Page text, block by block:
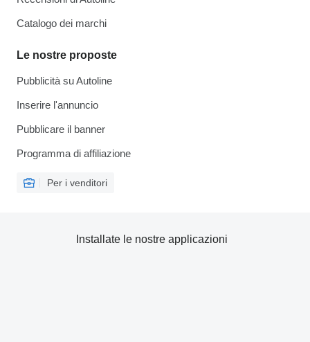
Catalogo dei marchi
Le nostre proposte
Pubblicità su Autoline
Inserire l'annuncio
Pubblicare il banner
Programma di affiliazione
Per i venditori
Installate le nostre applicazioni